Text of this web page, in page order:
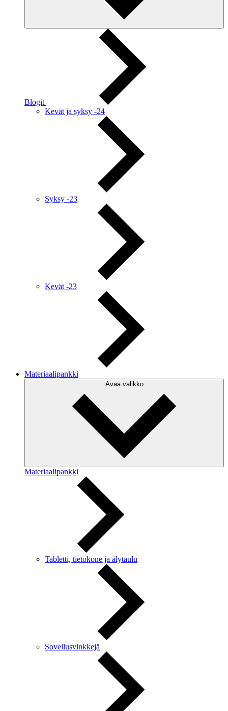
Blogit
Kevät ja syksy -24
Syksy -23
Kevät -23
Materiaalipankki
Avaa valikko
Materiaalipankki
Tabletti, tietokone ja älytaulu
Sovellusvinkkejä